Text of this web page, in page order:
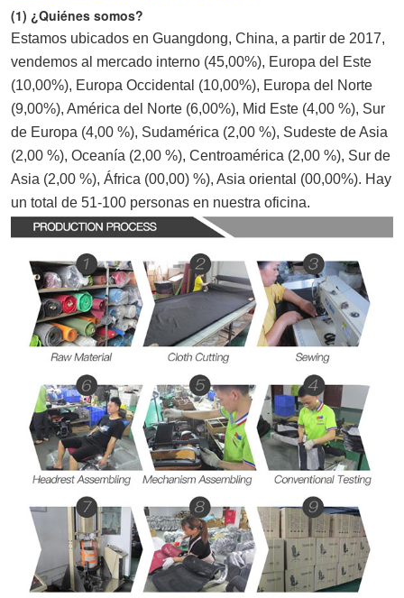
(1) ¿Quiénes somos?
Estamos ubicados en Guangdong, China, a partir de 2017,
vendemos al mercado interno (45,00%), Europa del Este
(10,00%), Europa Occidental (10,00%), Europa del Norte
(9,00%), América del Norte (6,00%), Mid Este (4,00 %), Sur
de Europa (4,00 %), Sudamérica (2,00 %), Sudeste de Asia
(2,00 %), Oceanía (2,00 %), Centroamérica (2,00 %), Sur de
Asia (2,00 %), África (00,00) %), Asia oriental (00,00%). Hay
un total de 51-100 personas en nuestra oficina.